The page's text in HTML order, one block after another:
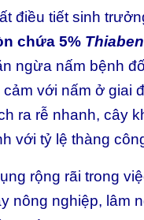
điều tiết sinh
chứa 5%
ngừa nấm bệnh
cảm với nấm ở giai
ra rễ nhanh, cây
với tỷ lệ thàng
rộng rãi trong
nông nghiệp, lâm